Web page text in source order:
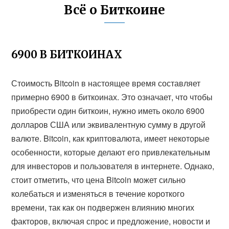
Всё о Биткоине
6900 В БИТКОИНАХ
Стоимость Bitcoin в настоящее время составляет
примерно 6900 в биткоинах. Это означает, что чтобы
приобрести один биткоин, нужно иметь около 6900
долларов США или эквивалентную сумму в другой
валюте. Bitcoin, как криптовалюта, имеет некоторые
особенности, которые делают его привлекательным
для инвесторов и пользователя в интернете. Однако,
стоит отметить, что цена Bitcoin может сильно
колебаться и изменяться в течение короткого
времени, так как он подвержен влиянию многих
факторов, включая спрос и предложение, новости и